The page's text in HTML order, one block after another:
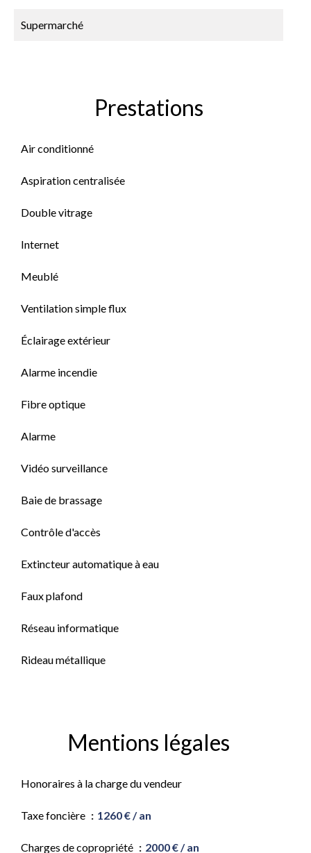
Supermarché
Prestations
Air conditionné
Aspiration centralisée
Double vitrage
Internet
Meublé
Ventilation simple flux
Éclairage extérieur
Alarme incendie
Fibre optique
Alarme
Vidéo surveillance
Baie de brassage
Contrôle d'accès
Extincteur automatique à eau
Faux plafond
Réseau informatique
Rideau métallique
Mentions légales
Honoraires à la charge du vendeur
Taxe foncière 1260 € / an
Charges de copropriété 2000 € / an